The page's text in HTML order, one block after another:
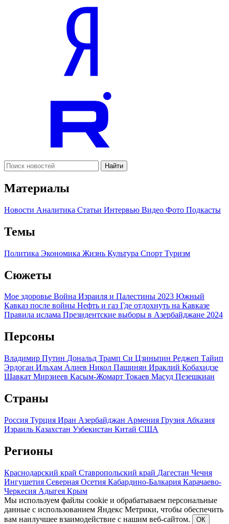
Найти
Материалы
Новости Аналитика Статьи Интервью Видео Фото Подкасты
Темы
Политика Экономика Жизнь Культура Спорт Туризм
Сюжеты
Мое здоровье Война Израиля и Палестины 2023 Южный
Кавказ после войны Нефть и газ Где отдохнуть на Кавказе
Правила ислама Президентские выборы в Азербайджане 2024
Персоны
Владимир Путин Дональд Трамп Си Цзиньпин Реджеп Тайип
Эрдоган Ильхам Алиев Никол Пашинян Ираклий Кобахидзе
Шавкат Мирзиеев Касым-Жомарт Токаев Масуд Пезешкиан
Страны
Россия Турция Иран Азербайджан Армения Грузия Абхазия
Израиль Казахстан Узбекистан Китай США
Регионы
Краснодарский край Ставропольский край Дагестан Чечня
Ингушетия Северная Осетия Кабардино-Балкария Карачаево-
Черкесия Адыгея Крым
Мы используем файлы cookie и обрабатываем персональные
данные с использованием Яндекс Метрики, чтобы обеспечить
вам наилучшее взаимодействие с нашим веб-сайтом.
ОК